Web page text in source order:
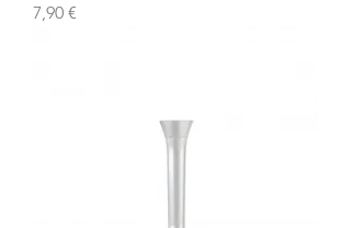
Prezzo
7,90 €